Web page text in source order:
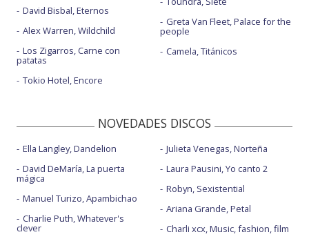
David Bisbal, Eternos
Alex Warren, Wildchild
Los Zigarros, Carne con
patatas
Tokio Hotel, Encore
Greta Van Fleet, Palace for the
people
Camela, Titánicos
NOVEDADES DISCOS
Ella Langley, Dandelion
David DeMaría, La puerta
mágica
Manuel Turizo, Apambichao
Charlie Puth, Whatever's
clever
Julieta Venegas, Norteña
Laura Pausini, Yo canto 2
Robyn, Sexistential
Ariana Grande, Petal
Charli xcx, Music, fashion, film